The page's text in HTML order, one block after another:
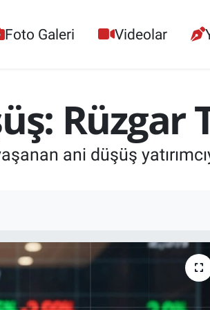
Foto Galeri Videolar
Rüzgar
ani düşüş